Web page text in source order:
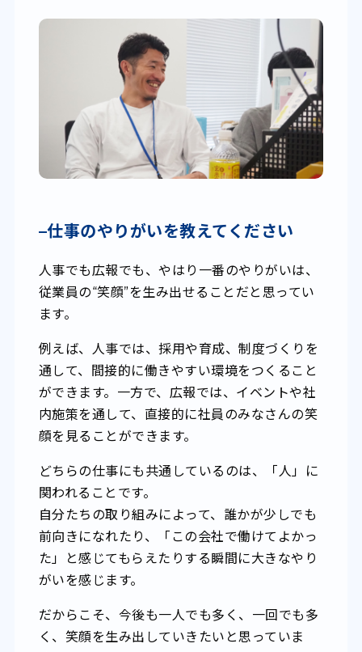
–仕事のやりがいを教えてください
人事でも広報でも、やはり一番のやりがいは、
従業員の“笑顔”を生み出せることだと思ってい
ます。
例えば、人事では、採用や育成、制度づくりを
通して、間接的に働きやすい環境をつくること
ができます。一方で、広報では、イベントや社
内施策を通して、直接的に社員のみなさんの笑
顔を見ることができます。
どちらの仕事にも共通しているのは、「人」に
関われることです。
自分たちの取り組みによって、誰かが少しでも
前向きになれたり、「この会社で働けてよかっ
た」と感じてもらえたりする瞬間に大きなやり
がいを感じます。
だからこそ、今後も一人でも多く、一回でも多
く、笑顔を生み出していきたいと思っていま